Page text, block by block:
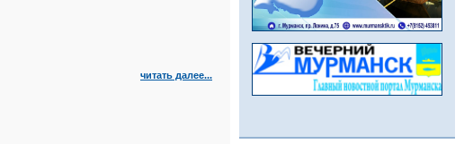
читать далее...